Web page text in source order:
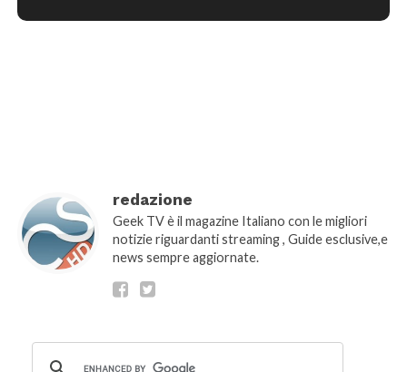
redazione
Geek TV è il magazine Italiano con le migliori
notizie riguardanti streaming , Guide esclusive,e
news sempre aggiornate.